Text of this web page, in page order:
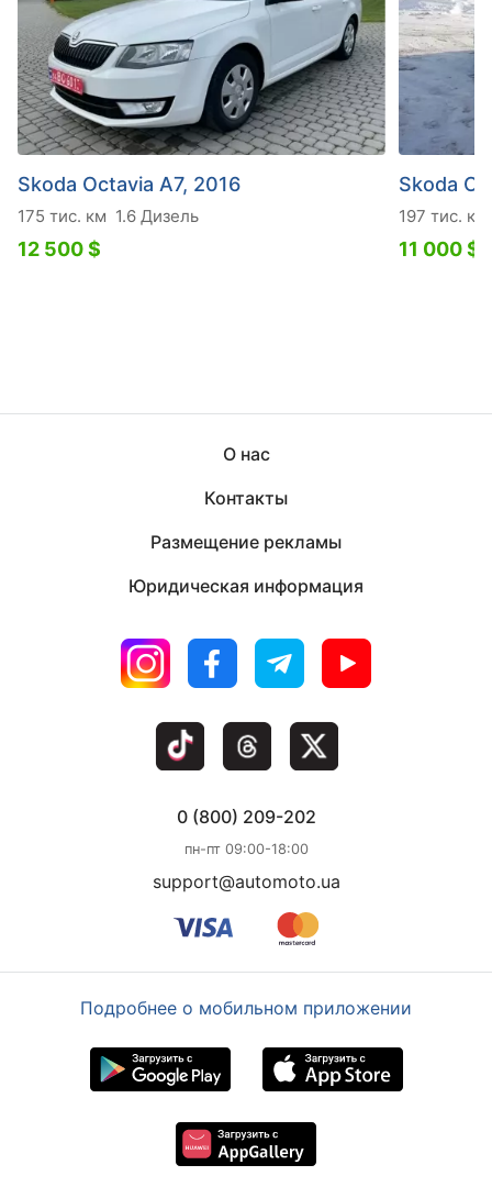
Skoda Octavia A7, 2016
175 тис. км 1.6 Дизель
12 500 $
Skoda
197 тис. км
11 000 $
О нас
Контакты
Размещение рекламы
Юридическая информация
0 (800) 209-202
пн-пт 09:00-18:00
support@automoto.ua
Подробнее о мобильном приложении